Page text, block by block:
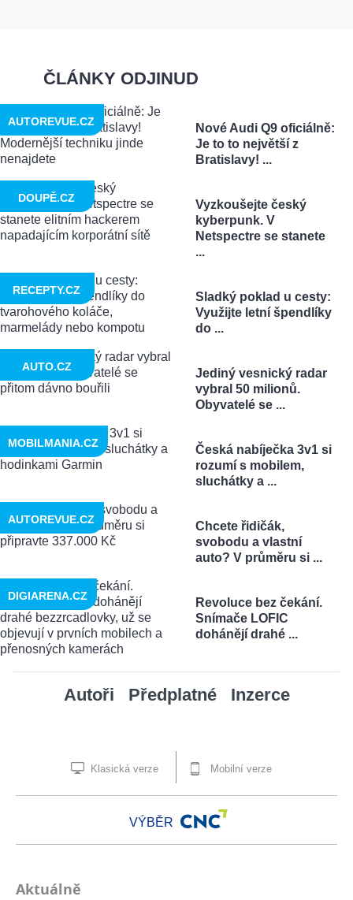
ČLÁNKY ODJINUD
Nové Audi Q9 oficiálně:
Je to to největší z
Bratislavy! ...
AUTOREVUE.CZ
Vyzkoušejte český
kyberpunk. V
Netspectre se stanete
...
DOUPĚ.CZ
Sladký poklad u cesty:
Využijte letní špendlíky
do ...
RECEPTY.CZ
Jediný vesnický radar
vybral 50 milionů.
Obyvatelé se ...
AUTO.CZ
Česká nabíječka 3v1 si
rozumí s mobilem,
sluchátky a ...
MOBILMANIA.CZ
Chcete řidičák,
svobodu a vlastní
auto? V průměru si ...
AUTOREVUE.CZ
Revoluce bez čekání.
Snímače LOFIC
dohánějí drahé ...
DIGIARENA.CZ
Autoři Předplatné Inzerce
Klasická verze Mobilní verze
VÝBĚR
Aktuálně